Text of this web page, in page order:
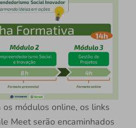
os módulos online, os links
Meet serão encaminhados